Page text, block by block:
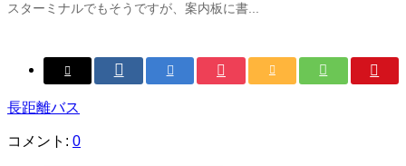
スターミナルでもそうですが、案内板に書...
長距離バス
コメント: 0